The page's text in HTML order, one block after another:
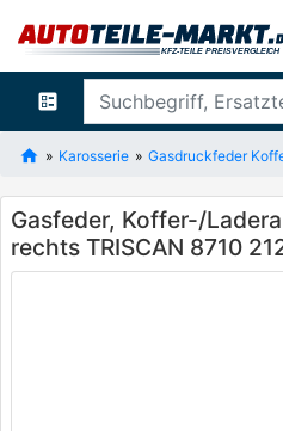
ballot
Karosserie Gasdruckfeder
Gasfeder, Koffer-/
rechts TRISCAN 8710